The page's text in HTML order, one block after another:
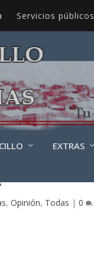
Servicios públicos
EXTRAS
, Opinión, Todas | 0